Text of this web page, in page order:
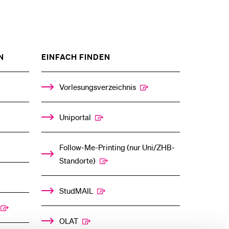
%1$S
UNTERMENÜ
EINFACH FINDEN
%1$S
UNTERMENÜ
Vorlesungsverzeichnis
Uniportal
Follow-Me-Printing­ ­(nur Uni/ZHB-
Standorte)
StudMAIL
OLAT